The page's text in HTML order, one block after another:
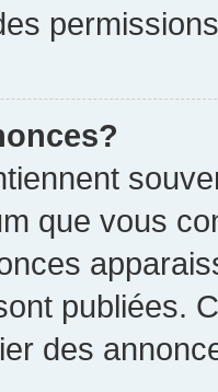
que vous
publiées.
des